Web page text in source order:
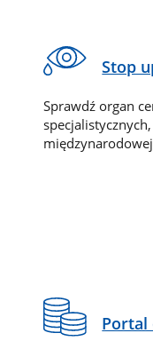
Stop
Sprawdź organ
Portal